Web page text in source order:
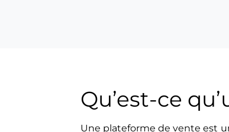
Qu’est-ce
Une plateforme de vente est